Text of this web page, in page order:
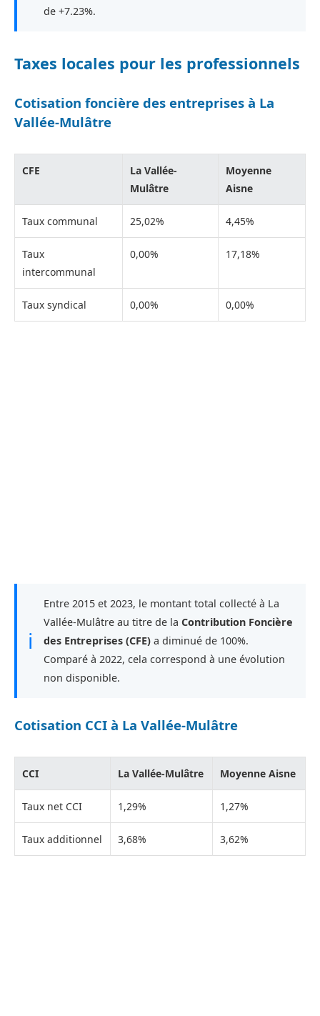
de +7.23%.
Taxes locales pour les professionnels
Cotisation foncière des entreprises à La
Vallée-Mulâtre
CFE
La Vallée-
Mulâtre
Moyenne
Aisne
Taux communal 25,02% 4,45%
Taux
intercommunal
0,00% 17,18%
Taux syndical 0,00% 0,00%
ℹ
Entre 2015 et 2023, le montant total collecté à La
Vallée-Mulâtre au titre de la Contribution Foncière
des Entreprises (CFE) a diminué de 100%.
Comparé à 2022, cela correspond à une évolution
non disponible.
Cotisation CCI à La Vallée-Mulâtre
CCI La Vallée-Mulâtre Moyenne Aisne
Taux net CCI 1,29% 1,27%
Taux additionnel 3,68% 3,62%